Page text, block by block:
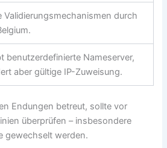
Validierungsmechanismen durch
benutzerdefinierte Nameserver,
aber gültige IP-Zuweisung.
Endungen betreut, sollte vor
überprüfen – insbesondere
gewechselt werden.